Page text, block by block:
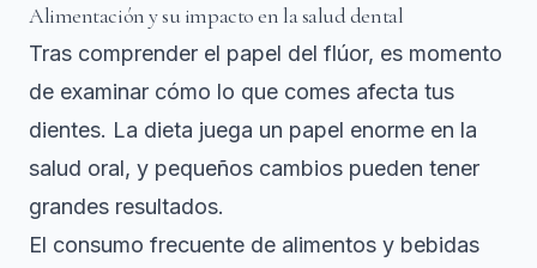
Alimentación y su impacto en la salud dental
Tras comprender el papel del flúor, es momento
de examinar cómo lo que comes afecta tus
dientes. La dieta juega un papel enorme en la
salud oral, y pequeños cambios pueden tener
grandes resultados.
El consumo frecuente de alimentos y bebidas